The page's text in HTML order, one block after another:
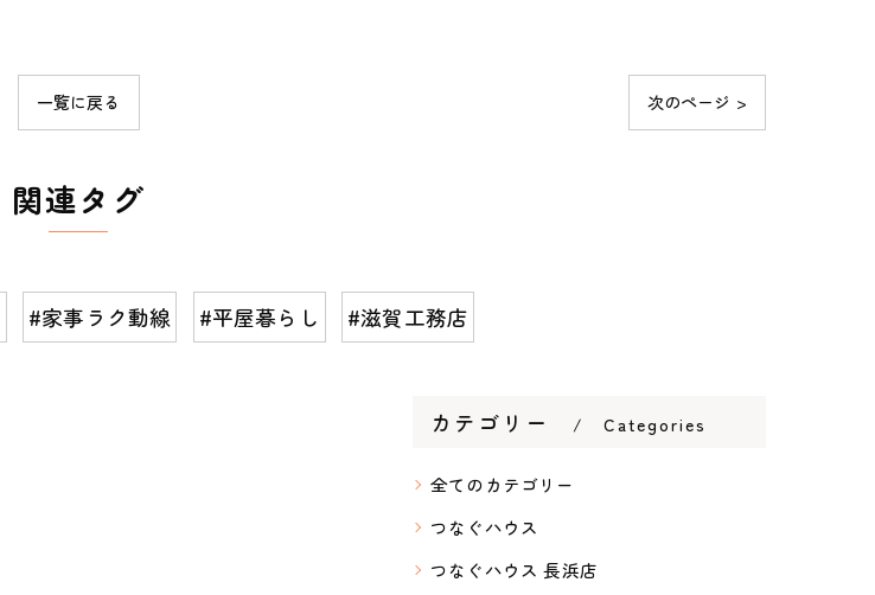
一覧に戻る 次のページ >
関連タグ
#家事ラク動線 #平屋暮らし #滋賀工務店
カテゴリー Categories
全てのカテゴリー
つなぐハウス
つなぐハウス 長浜店